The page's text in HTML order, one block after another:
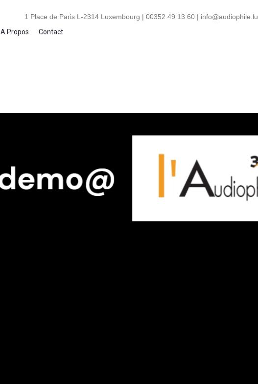
1 Place de Paris L-2314 Luxembourg | 00352 49 13 60 | info@audiophile.lu
A Propos Contact